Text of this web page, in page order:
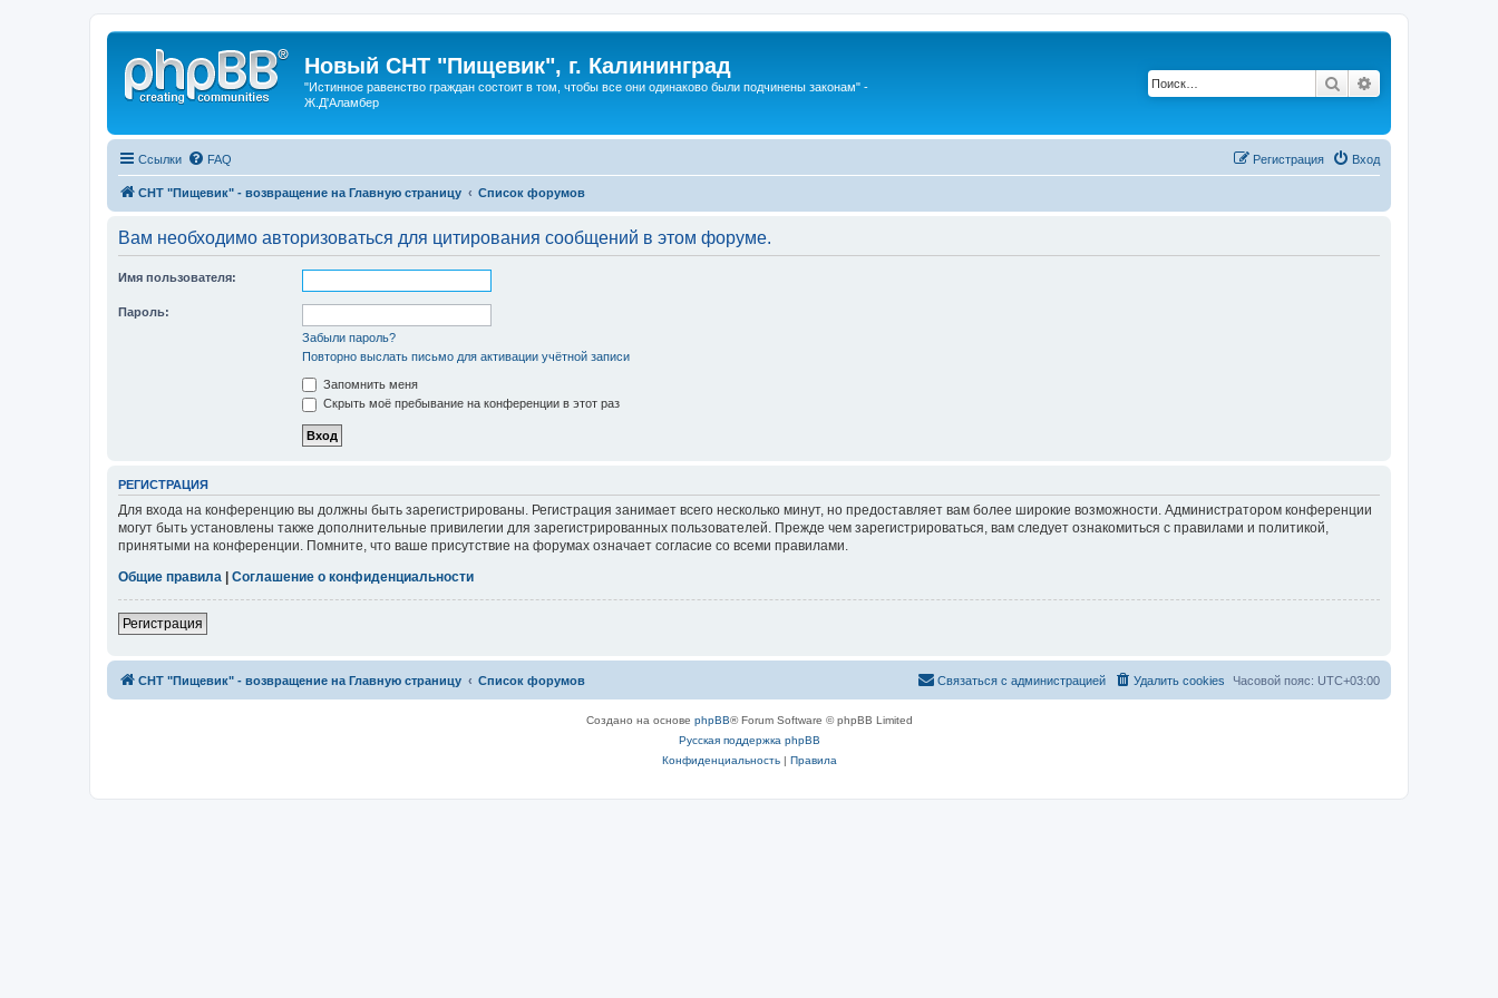
Новый СНТ "Пищевик", г. Калининград
"Истинное равенство граждан состоит в том, чтобы все они одинаково были подчинены законам" -
Ж.Д'Аламбер
Поиск
Ссылки FAQ Вход
Регистрация
СНТ "Пищевик" - возвращение на Главную страницу Список форумов
Вам необходимо авторизоваться для цитирования сообщений в этом форуме.
Имя пользователя:
Пароль:
Забыли пароль?
Повторно выслать письмо для активации учётной записи
Запомнить меня
Скрыть моё пребывание на конференции в этот раз
РЕГИСТРАЦИЯ
Для входа на конференцию вы должны быть зарегистрированы. Регистрация занимает всего несколько минут, но предоставляет вам более широкие возможности. Администратором конференции
могут быть установлены также дополнительные привилегии для зарегистрированных пользователей. Прежде чем зарегистрироваться, вам следует ознакомиться с правилами и политикой,
принятыми на конференции. Помните, что ваше присутствие на форумах означает согласие со всеми правилами.
Общие правила
Соглашение о конфиденциальности
Регистрация
СНТ "Пищевик" - возвращение на Главную страницу Список форумов Часовой пояс: UTC+03:00
Удалить cookies
Связаться с администрацией
Создано на основе phpBB® Forum Software © phpBB Limited
Русская поддержка phpBB
Конфиденциальность| Правила